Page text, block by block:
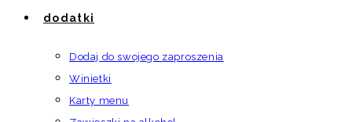
dodatki
Dodaj do swojego zaproszenia
Winietki
Karty menu